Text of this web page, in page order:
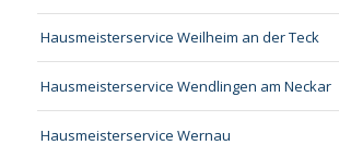
Hausmeisterservice Weilheim an der Teck
Hausmeisterservice Wendlingen am Neckar
Hausmeisterservice Wernau